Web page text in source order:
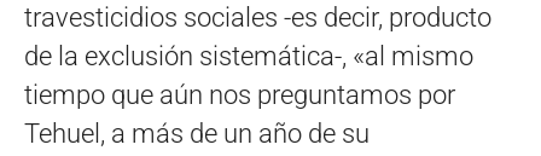
travesticidios sociales -es decir, producto
de la exclusión sistemática-, «al mismo
tiempo que aún nos preguntamos por
Tehuel, a más de un año de su